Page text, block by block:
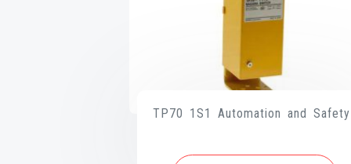
TP70 1S1 Automation and Safety